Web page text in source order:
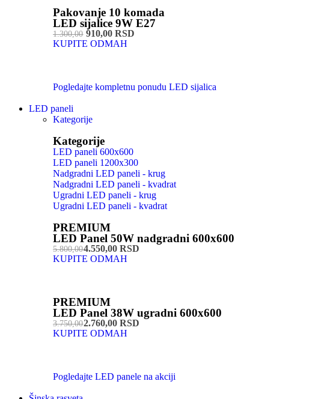
Pakovanje 10 komada
LED sijalice 9W E27
1.300,00910,00 RSD
KUPITE ODMAH
Pogledajte kompletnu ponudu LED sijalica
LED paneli
Kategorije
Kategorije
LED paneli 600x600
LED paneli 1200x300
Nadgradni LED paneli - krug
Nadgradni LED paneli - kvadrat
Ugradni LED paneli - krug
Ugradni LED paneli - kvadrat
PREMIUM
LED Panel 50W nadgradni 600x600
5.800,004.550,00 RSD
KUPITE ODMAH
PREMIUM
LED Panel 38W ugradni 600x600
3.750,002.760,00 RSD
KUPITE ODMAH
Pogledajte LED panele na akciji